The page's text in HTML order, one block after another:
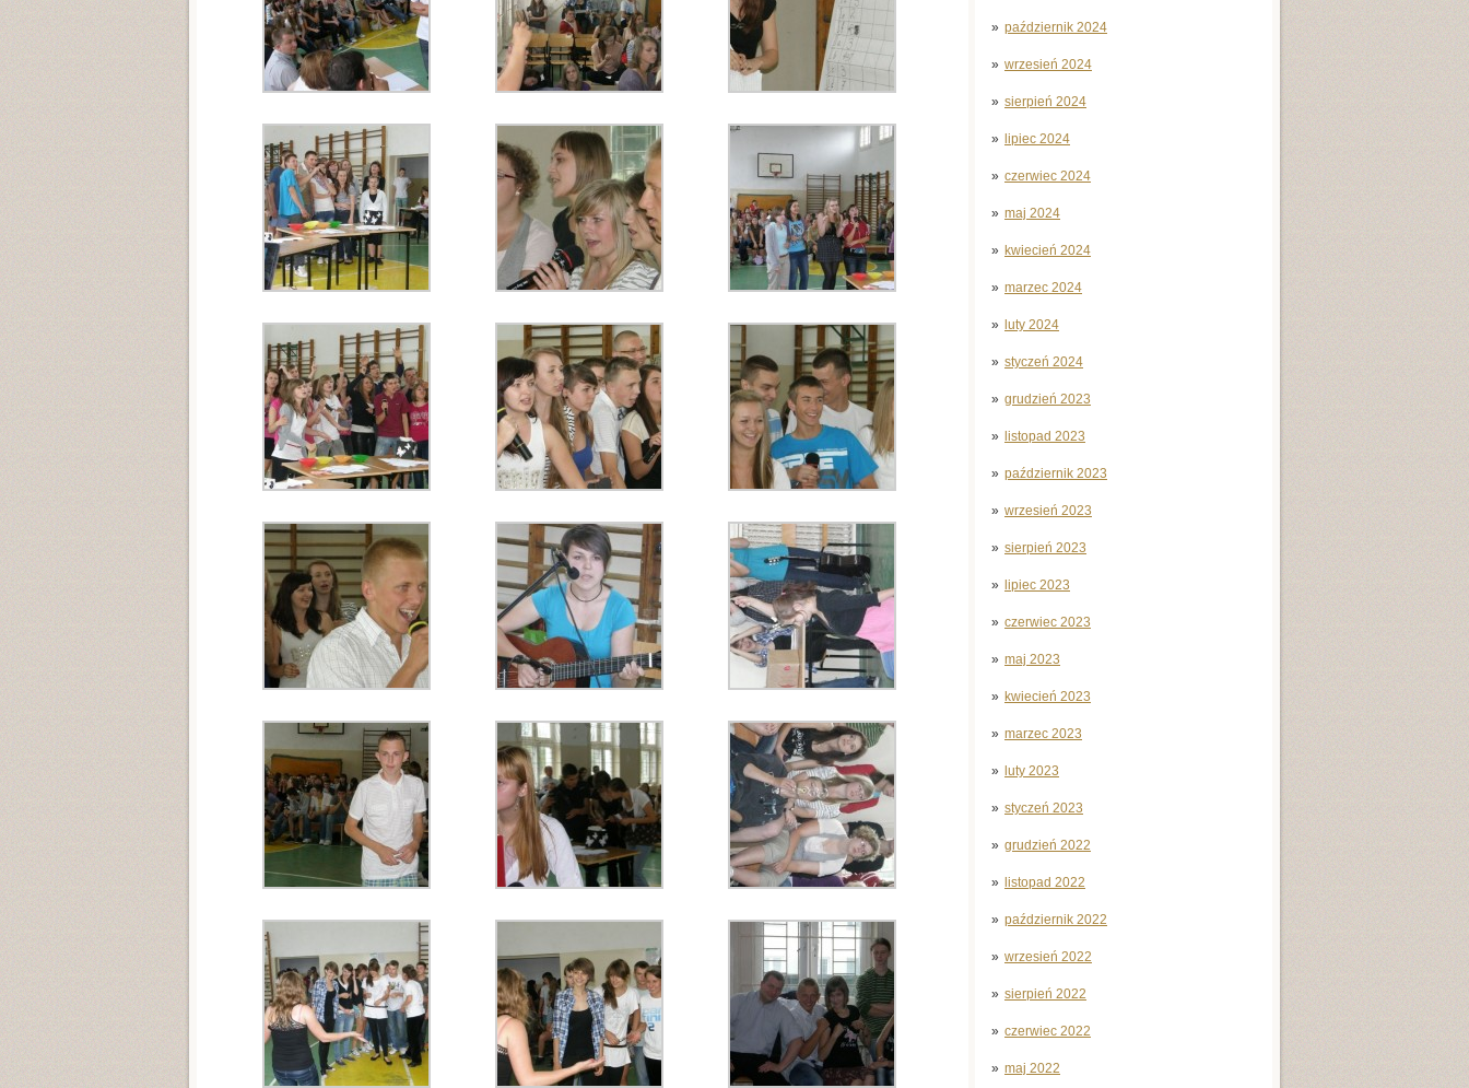
październik 2024
wrzesień 2024
sierpień 2024
lipiec 2024
czerwiec 2024
maj 2024
kwiecień 2024
marzec 2024
luty 2024
styczeń 2024
grudzień 2023
listopad 2023
październik 2023
wrzesień 2023
sierpień 2023
lipiec 2023
czerwiec 2023
maj 2023
kwiecień 2023
marzec 2023
luty 2023
styczeń 2023
grudzień 2022
listopad 2022
październik 2022
wrzesień 2022
sierpień 2022
czerwiec 2022
maj 2022